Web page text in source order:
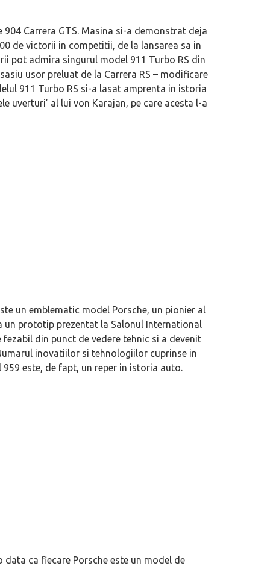
Carrera GTS. Masina si-a demonstrat deja
de victorii in competitii, de la lansarea sa in
pot admira singurul model 911 Turbo RS din
usor preluat de la Carrera RS – modificare
911 Turbo RS si-a lasat amprenta in istoria
uverturi’ al lui von Karajan, pe care acesta l-a
un emblematic model Porsche, un pionier al
un prototip prezentat la Salonul International
din punct de vedere tehnic si a devenit
inovatiilor si tehnologiilor cuprinse in
este, de fapt, un reper in istoria auto.
ca fiecare Porsche este un model de
avioane, numele Hennessey
un apropo. Unul pertinent, de
Prima sportivă cu motor central a
de noua ediție limitată Lamborghini
60° Hommage